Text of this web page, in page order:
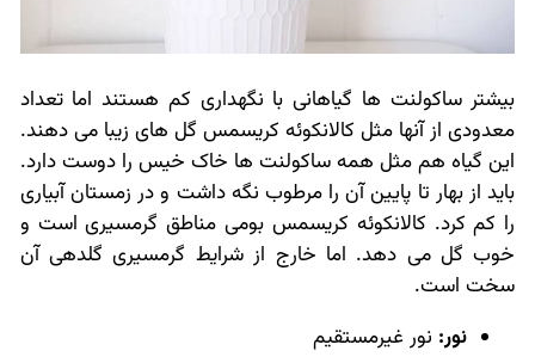
بیشتر ساکولنت ها گیاهانی با نگهداری کم هستند اما تعداد
معدودی از آنها مثل کالانکوئه کریسمس گل های زیبا می دهند.
این گیاه هم مثل همه ساکولنت ها خاک خیس را دوست دارد.
باید از بهار تا پایین آن را مرطوب نگه داشت و در زمستان آبیاری
را کم کرد. کالانکوئه کریسمس بومی مناطق گرمسیری است و
خوب گل می دهد. اما خارج از شرایط گرمسیری گلدهی آن
سخت است.
نور: نور غیرمستقیم